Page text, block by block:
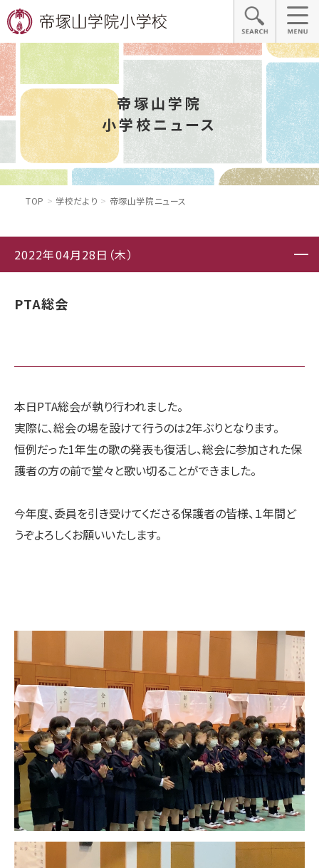
帝塚山学院
小学校ニュース
TOP 学校だより 帝塚山学院ニュース
2022年04月28日（木）
PTA総会
本日PTA総会が執り行われました。
実際に、総会の場を設けて行うのは2年ぶりとなります。
恒例だった1年生の歌の発表も復活し、総会に参加された保
護者の方の前で堂々と歌い切ることができました。
今年度、委員を引き受けてくださる保護者の皆様、１年間ど
うぞよろしくお願いいたします。